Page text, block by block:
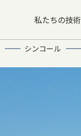
私たちの技術
シンコール